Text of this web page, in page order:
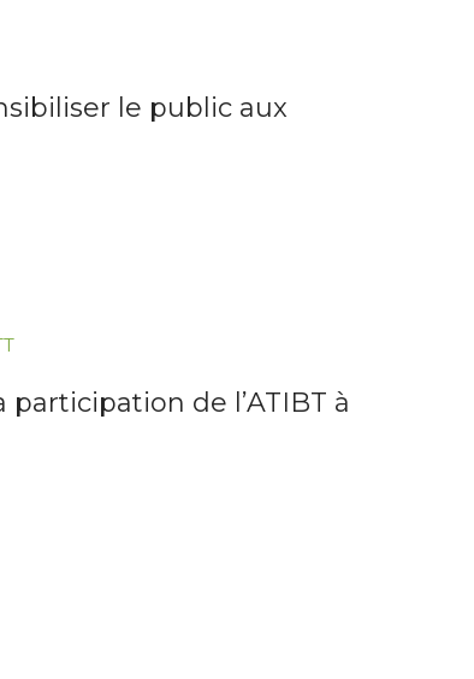
le public aux
de l’ATIBT à